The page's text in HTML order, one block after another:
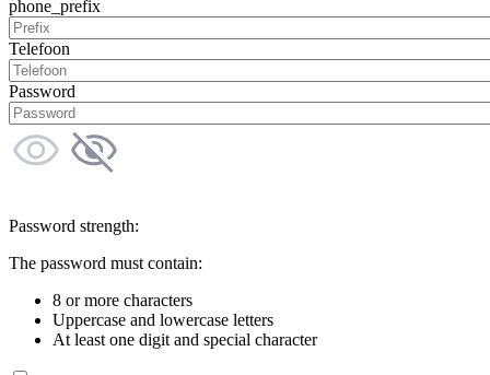
phone_prefix
Telefoon
Password
Password strength:
The password must contain:
8 or more characters
Uppercase and lowercase letters
At least one digit and special character